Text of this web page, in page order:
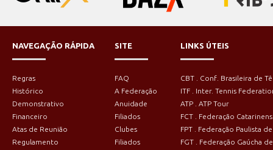
NAVEGAÇÃO RÁPIDA
Regras
Histórico
Demonstrativo
Financeiro
Atas de Reunião
Regulamento
SITE
FAQ
A Federação
Anuidade
Filiados
Clubes
Filiados
LINKS ÚTEIS
CBT . Conf. Brasileira de
ITF . Inter. Tennis
ATP . ATP Tour
FCT . Federação
FPT . Federação Paulista
FGT . Federação Gaúcha